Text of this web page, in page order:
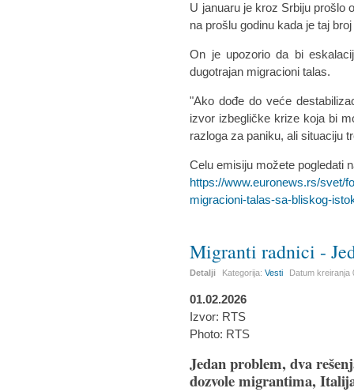
U januaru je kroz Srbiju prošlo
na prošlu godinu kada je taj
On je upozorio da bi
dugotrajan migracioni talas.
"Ako dođe do veće
izvor izbegličke krize koja bi
razloga za paniku, ali situaciju
Celu emisiju možete pogledati
https://www.euronews.rs/svet/
migracioni-talas-sa-bliskog-
Migranti radnici -
Detalji Kategorija:Vesti Datum kreiranja
01.02.2026
Izvor: RTS
Photo: RTS
Jedan problem, dva
dozvole migrantima,